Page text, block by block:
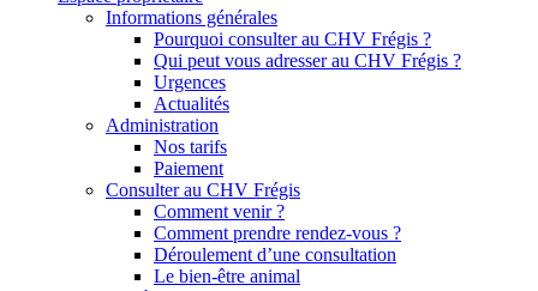
Informations générales
Pourquoi consulter au CHV Frégis ?
Qui peut vous adresser au CHV Frégis ?
Urgences
Actualités
Administration
Nos tarifs
Paiement
Consulter au CHV Frégis
Comment venir ?
Comment prendre rendez-vous ?
Déroulement d’une consultation
Le bien-être animal